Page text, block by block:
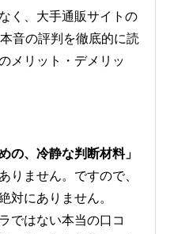
く、大手通販サイトの
音の評判を徹底的に読
メリット・デメリッ
の、冷静な判断材料」
りません。ですので、
対にありません。
ではない本当の口コ